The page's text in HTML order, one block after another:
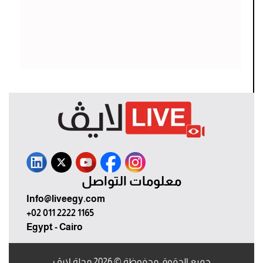
معلومات التواصل
Info@liveegy.com
+02 011 2222 1165
Egypt - Cairo